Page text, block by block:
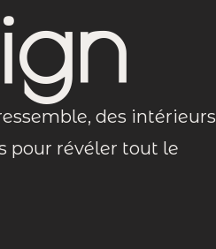
des intérieurs
pour révéler tout le